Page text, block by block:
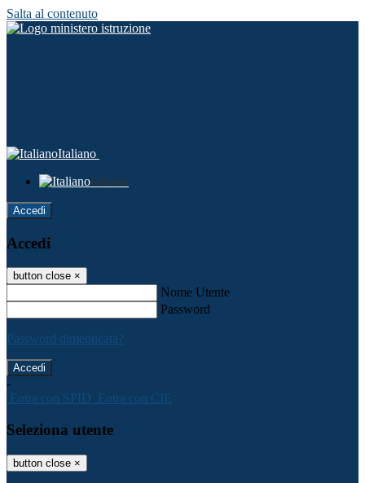
Salta al contenuto
Italiano
Italiano
Accedi
Accedi
button close ×
Nome Utente
Password
Password dimenticata?
-
Entra con SPID Entra con CIE
Seleziona utente
button close ×